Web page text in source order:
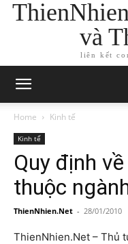
và
liên kết
Home Kinh tế
Kinh tế
Quy định
thuộc
ThienNhien.Net - 28/01/2010
ThienNhien.Net – Thủ